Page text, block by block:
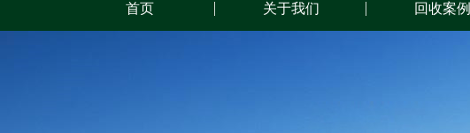
首页 关于我们 回收案例